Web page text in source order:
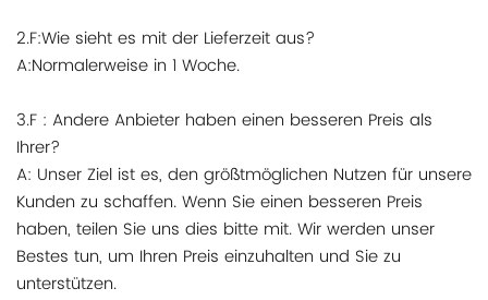
2.F:Wie sieht es mit der Lieferzeit aus?
A:Normalerweise in 1 Woche.
3.F : Andere Anbieter haben einen besseren Preis als
Ihrer?
A: Unser Ziel ist es, den größtmöglichen Nutzen für unsere
Kunden zu schaffen. Wenn Sie einen besseren Preis
haben, teilen Sie uns dies bitte mit. Wir werden unser
Bestes tun, um Ihren Preis einzuhalten und Sie zu
unterstützen.